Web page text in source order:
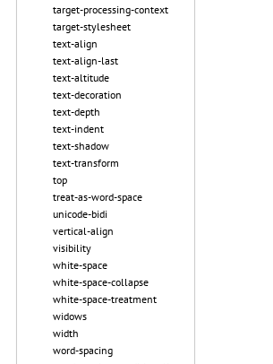
target-processing-context
target-stylesheet
text-align
text-align-last
text-altitude
text-decoration
text-depth
text-indent
text-shadow
text-transform
top
treat-as-word-space
unicode-bidi
vertical-align
visibility
white-space
white-space-collapse
white-space-treatment
widows
width
word-spacing